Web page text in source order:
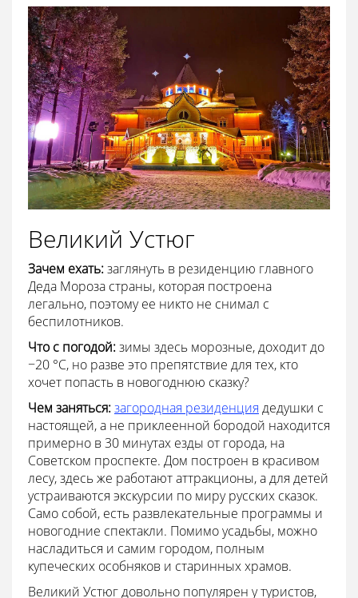
Великий Устюг
Зачем ехать:заглянуть в резиденцию главного
Деда Мороза страны, которая построена
легально, поэтому ее никто не снимал с
беспилотников.
Что с погодой:зимы здесь морозные, доходит до
−20 °С, но разве это препятствие для тех, кто
хочет попасть в новогоднюю сказку?
Чем заняться:загородная резиденция дедушки с
настоящей, а не приклеенной бородой находится
примерно в 30 минутах езды от города, на
Советском проспекте. Дом построен в красивом
лесу, здесь же работают аттракционы, а для детей
устраиваются экскурсии по миру русских сказок.
Само собой, есть развлекательные программы и
новогодние спектакли. Помимо усадьбы, можно
насладиться и самим городом, полным
купеческих особняков и старинных храмов.
Великий Устюг довольно популярен у туристов,